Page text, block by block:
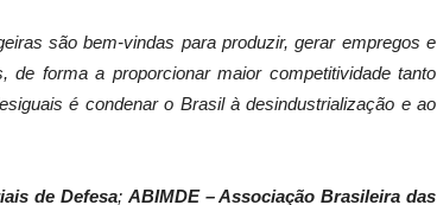
são bem-vindas para produzir, gerar empregos e
forma a proporcionar maior competitividade tanto
é condenar o Brasil à desindustrialização e ao
de Defesa; ABIMDE – Associação Brasileira das